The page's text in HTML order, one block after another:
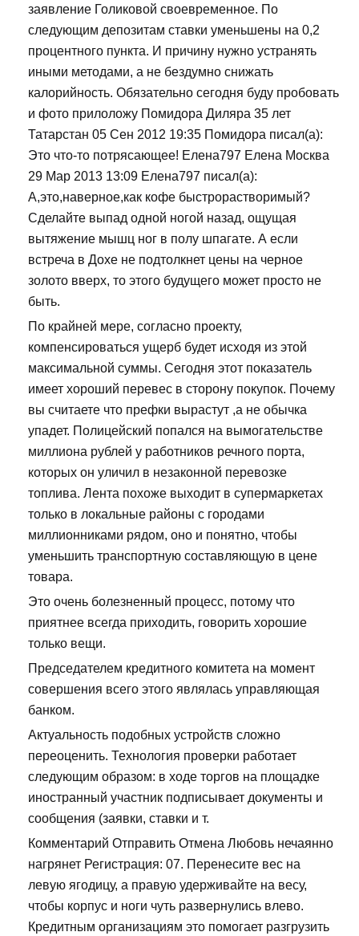
заявление Голиковой своевременное. По
следующим депозитам ставки уменьшены на 0,2
процентного пункта. И причину нужно устранять
иными методами, а не бездумно снижать
калорийность. Обязательно сегодня буду пробовать
и фото прилоложу Помидора Диляра 35 лет
Татарстан 05 Сен 2012 19:35 Помидора писал(а):
Это что-то потрясающее! Елена797 Елена Москва
29 Мар 2013 13:09 Елена797 писал(а):
А,это,наверное,как кофе быстрорастворимый?
Сделайте выпад одной ногой назад, ощущая
вытяжение мышц ног в полу шпагате. А если
встреча в Дохе не подтолкнет цены на черное
золото вверх, то этого будущего может просто не
быть.
По крайней мере, согласно проекту,
компенсироваться ущерб будет исходя из этой
максимальной суммы. Сегодня этот показатель
имеет хороший перевес в сторону покупок. Почему
вы считаете что префки вырастут ,а не обычка
упадет. Полицейский попался на вымогательстве
миллиона рублей у работников речного порта,
которых он уличил в незаконной перевозке
топлива. Лента похоже выходит в супермаркетах
только в локальные районы с городами
миллионниками рядом, оно и понятно, чтобы
уменьшить транспортную составляющую в цене
товара.
Это очень болезненный процесс, потому что
приятнее всегда приходить, говорить хорошие
только вещи.
Председателем кредитного комитета на момент
совершения всего этого являлась управляющая
банком.
Актуальность подобных устройств сложно
переоценить. Технология проверки работает
следующим образом: в ходе торгов на площадке
иностранный участник подписывает документы и
сообщения (заявки, ставки и т.
Комментарий Отправить Отмена Любовь нечаянно
нагрянет Регистрация: 07. Перенесите вес на
левую ягодицу, а правую удерживайте на весу,
чтобы корпус и ноги чуть развернулись влево.
Кредитным организациям это помогает разгрузить